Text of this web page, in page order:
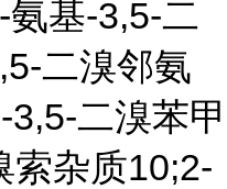
基-3,5-二
二溴邻氨
二溴苯甲
索杂质10;2-